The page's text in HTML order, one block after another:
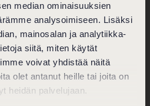
median ominaisuuksien
analysoimiseen. Lisäksi
mainosalan ja analytiikka-
siitä, miten käytät
voivat yhdistää näitä
olet antanut heille tai joita on
heidän palvelujaan.